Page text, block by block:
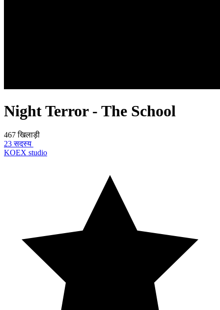
Night Terror - The School
467 खिलाड़ी
23 सदस्य
KOEX studio